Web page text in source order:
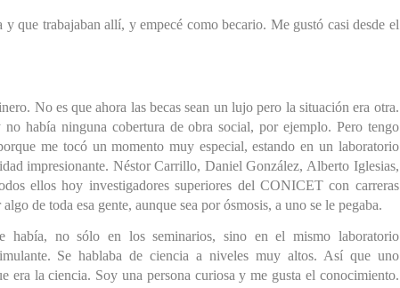
que trabajaban allí, y empecé como becario. Me gustó casi desde el
No es que ahora las becas sean un lujo pero la situación era otra.
no había ninguna cobertura de obra social, por ejemplo. Pero tengo
me tocó un momento muy especial, estando en un laboratorio
impresionante. Néstor Carrillo, Daniel González, Alberto Iglesias,
ellos hoy investigadores superiores del CONICET con carreras
de toda esa gente, aunque sea por ósmosis, a uno se le pegaba.
había, no sólo en los seminarios, sino en el mismo laboratorio
Se hablaba de ciencia a niveles muy altos. Así que uno
era la ciencia. Soy una persona curiosa y me gusta el conocimiento.